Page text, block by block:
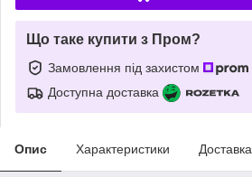
Що таке купити з Пром?
Замовлення під захистом
Доступна доставка
Опис Характеристики Доставка